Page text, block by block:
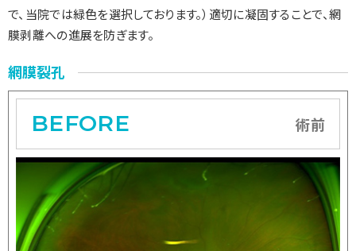
で、当院では緑色を選択しております。）適切に凝固することで、網
膜剥離への進展を防ぎます。
網膜裂孔
BEFORE 術前